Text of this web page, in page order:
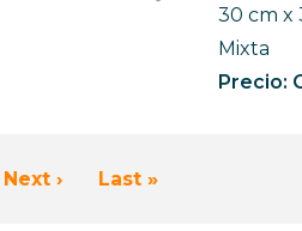
30 cm x
Mixta
Precio:
Siguiente
Next ›
Última
Last »